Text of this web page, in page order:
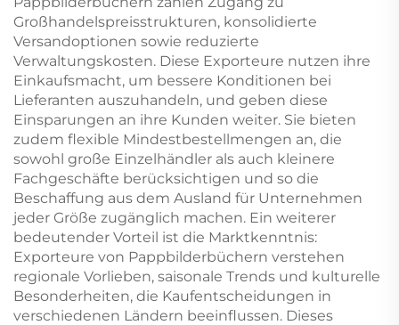
Großhandelspreisstrukturen, konsolidierte
Versandoptionen sowie reduzierte
Verwaltungskosten. Diese Exporteure nutzen ihre
Einkaufsmacht, um bessere Konditionen bei
Lieferanten auszuhandeln, und geben diese
Einsparungen an ihre Kunden weiter. Sie bieten
zudem flexible Mindestbestellmengen an, die
sowohl große Einzelhändler als auch kleinere
Fachgeschäfte berücksichtigen und so die
Beschaffung aus dem Ausland für Unternehmen
jeder Größe zugänglich machen. Ein weiterer
bedeutender Vorteil ist die Marktkenntnis:
Exporteure von Pappbilderbüchern verstehen
regionale Vorlieben, saisonale Trends und kulturelle
Besonderheiten, die Kaufentscheidungen in
verschiedenen Ländern beeinflussen. Dieses